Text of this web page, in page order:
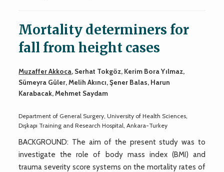
Mortality determiners for
fall from height cases
Muzaffer Akkoca, Serhat Tokgöz, Kerim Bora Yılmaz,
Sümeyra Güler, Melih Akıncı, Şener Balas, Harun
Karabacak, Mehmet Saydam
Department of General Surgery, University of Health Sciences,
Dışkapı Training and Research Hospital, Ankara-Turkey
BACKGROUND: The aim of the present study was to
investigate the role of body mass index (BMI) and
trauma severity score systems on the mortality rates of